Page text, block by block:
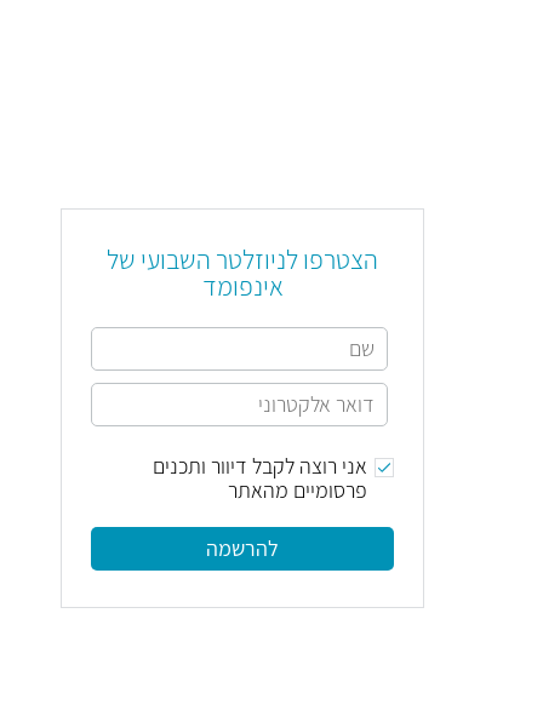
הצטרפו לניוזלטר השבועי של
אינפומד
אני רוצה לקבל דיוור ותכנים
פרסומיים מהאתר
להרשמה